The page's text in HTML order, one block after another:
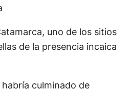
uno de los sitios
de la presencia incaica
culminado de